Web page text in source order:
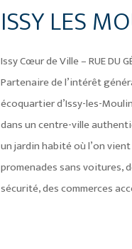
ISSY LES
Issy Cœur de Ville – RUE DU
Partenaire de l’intérêt
écoquartier d’Issy-les-
dans un centre-ville
un jardin habité où l’on
promenades sans voitures,
sécurité, des commerces